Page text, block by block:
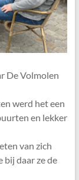
De Volmolen
werd het een
en lekker
van zich
bij daar ze de